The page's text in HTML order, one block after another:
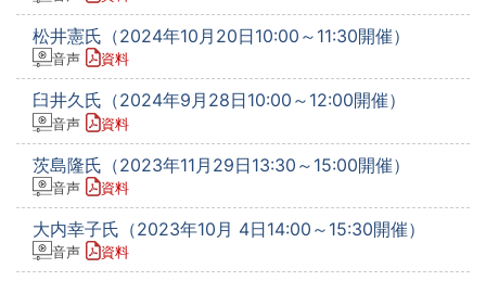
松井憲氏（2024年10月20日10:00～11:30開催）
音声 資料
臼井久氏（2024年9月28日10:00～12:00開催）
音声 資料
茨島隆氏（2023年11月29日13:30～15:00開催）
音声 資料
大内幸子氏（2023年10月 4日14:00～15:30開催）
音声 資料